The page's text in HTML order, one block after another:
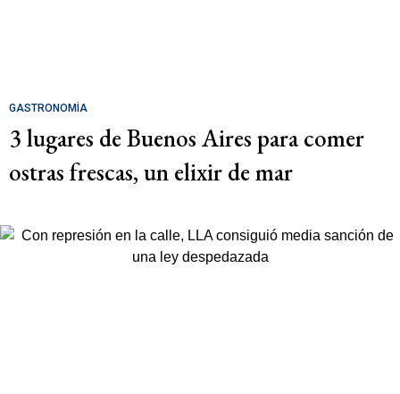
GASTRONOMÍA
3 lugares de Buenos Aires para comer
ostras frescas, un elixir de mar